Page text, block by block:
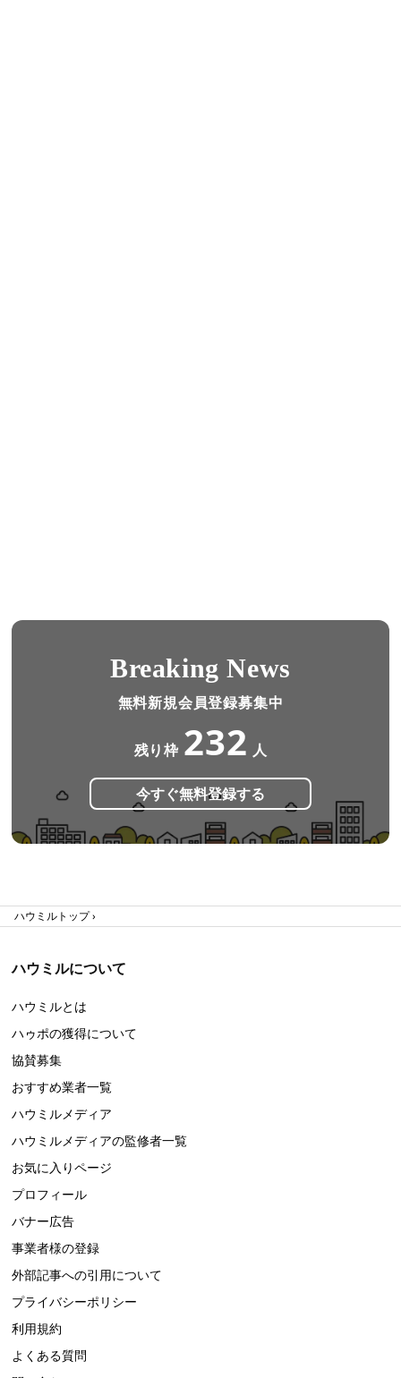
Breaking News
無料新規会員登録募集中
残り枠 232 人
今すぐ無料登録する
ハウミルトップ
ハウミルについて
ハウミルとは
ハゥポの獲得について
協賛募集
おすすめ業者一覧
ハウミルメディア
ハウミルメディアの監修者一覧
お気に入りページ
プロフィール
バナー広告
事業者様の登録
外部記事への引用について
プライバシーポリシー
利用規約
よくある質問